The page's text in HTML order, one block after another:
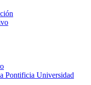
Pontificia Universidad